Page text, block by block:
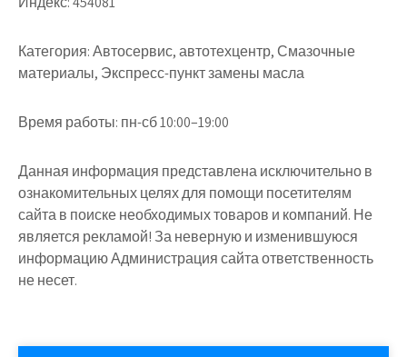
Категория:Автосервис, автотехцентр, Смазочные
материалы, Экспресс-пункт замены масла
Время работы: пн-сб 10:00–19:00
Данная информация представлена исключительно в
ознакомительных целях для помощи посетителям
сайта в поиске необходимых товаров и компаний. Не
является рекламой! За неверную и изменившуюся
информацию Администрация сайта ответственность
не несет.